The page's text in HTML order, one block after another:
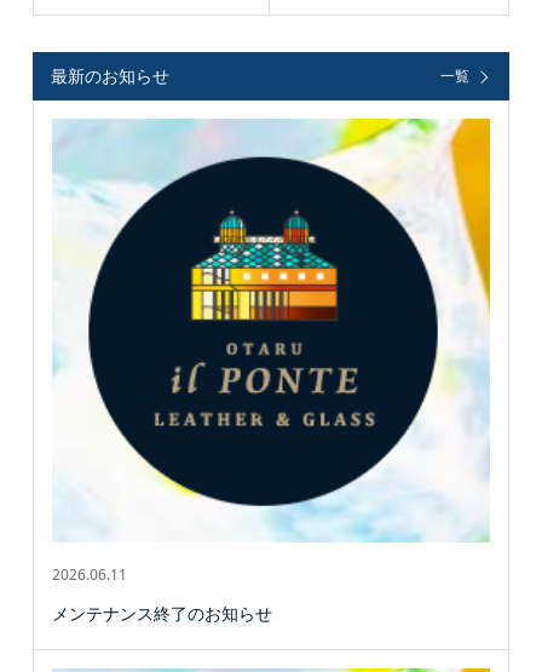
最新のお知らせ 一覧
2026.06.11
メンテナンス終了のお知らせ